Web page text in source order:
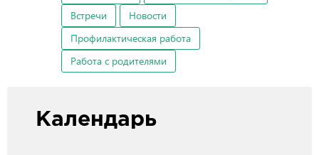
Встречи
Новости
Профилактическая работа
Работа с родителями
Календарь